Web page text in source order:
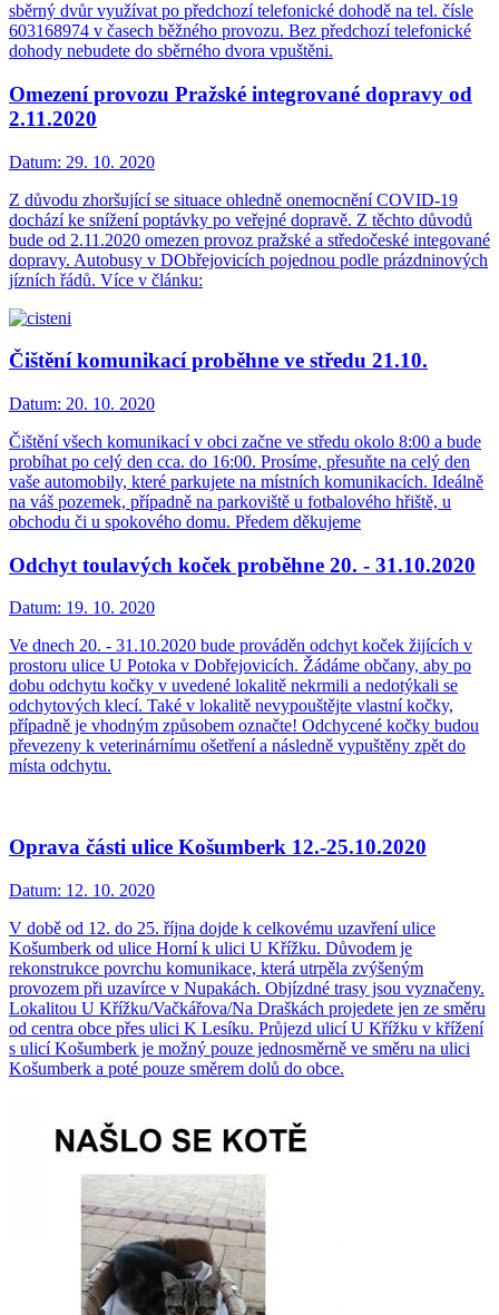
sběrný dvůr využívat po předchozí telefonické dohodě na tel. čísle
603168974 v časech běžného provozu. Bez předchozí telefonické
dohody nebudete do sběrného dvora vpuštěni.
Omezení provozu Pražské integrované dopravy od
2.11.2020
Datum: 29. 10. 2020
Z důvodu zhoršující se situace ohledně onemocnění COVID-19
dochází ke snížení poptávky po veřejné dopravě. Z těchto důvodů
bude od 2.11.2020 omezen provoz pražské a středočeské integované
dopravy. Autobusy v DObřejovicích pojednou podle prázdninových
jízních řádů. Více v článku:
Čištění komunikací proběhne ve středu 21.10.
Datum: 20. 10. 2020
Čištění všech komunikací v obci začne ve středu okolo 8:00 a bude
probíhat po celý den cca. do 16:00. Prosíme, přesuňte na celý den
vaše automobily, které parkujete na místních komunikacích. Ideálně
na váš pozemek, případně na parkoviště u fotbalového hřiště, u
obchodu či u spokového domu. Předem děkujeme
Odchyt toulavých koček proběhne 20. - 31.10.2020
Datum: 19. 10. 2020
Ve dnech 20. - 31.10.2020 bude prováděn odchyt koček žijících v
prostoru ulice U Potoka v Dobřejovicích. Žádáme občany, aby po
dobu odchytu kočky v uvedené lokalitě nekrmili a nedotýkali se
odchytových klecí. Také v lokalitě nevypouštějte vlastní kočky,
případně je vhodným způsobem označte! Odchycené kočky budou
převezeny k veterinárnímu ošetření a následně vypuštěny zpět do
místa odchytu.
Oprava části ulice Košumberk 12.-25.10.2020
Datum: 12. 10. 2020
V době od 12. do 25. října dojde k celkovému uzavření ulice
Košumberk od ulice Horní k ulici U Křížku. Důvodem je
rekonstrukce povrchu komunikace, která utrpěla zvýšeným
provozem při uzavírce v Nupakách. Objízdné trasy jsou vyznačeny.
Lokalitou U Křížku/Vačkářova/Na Draškách projedete jen ze směru
od centra obce přes ulici K Lesíku. Průjezd ulicí U Křížku v křížení
s ulicí Košumberk je možný pouze jednosměrně ve směru na ulici
Košumberk a poté pouze směrem dolů do obce.